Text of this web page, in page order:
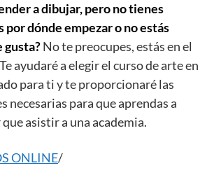
a dibujar, pero no tienes
por dónde empezar o no estás
gusta?No te preocupes, estás en el
ayudaré a elegir el curso de arte en
para ti y te proporcionaré las
necesarias para que aprendas a
asistir a una academia.
ONLINE/